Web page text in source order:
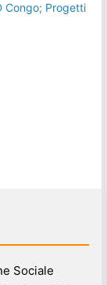
Congo; Progetti
Sociale